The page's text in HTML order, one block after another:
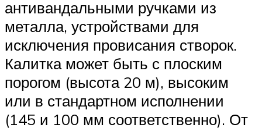
антивандальными ручками из
металла, устройствами для
исключения провисания створок.
Калитка может быть с плоским
порогом (высота 20 м), высоким
или в стандартном исполнении
(145 и 100 мм соответственно). От